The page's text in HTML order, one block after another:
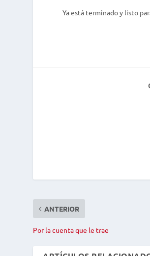
Ya está terminado y listo
ANTERIOR
Por la cuenta que le trae